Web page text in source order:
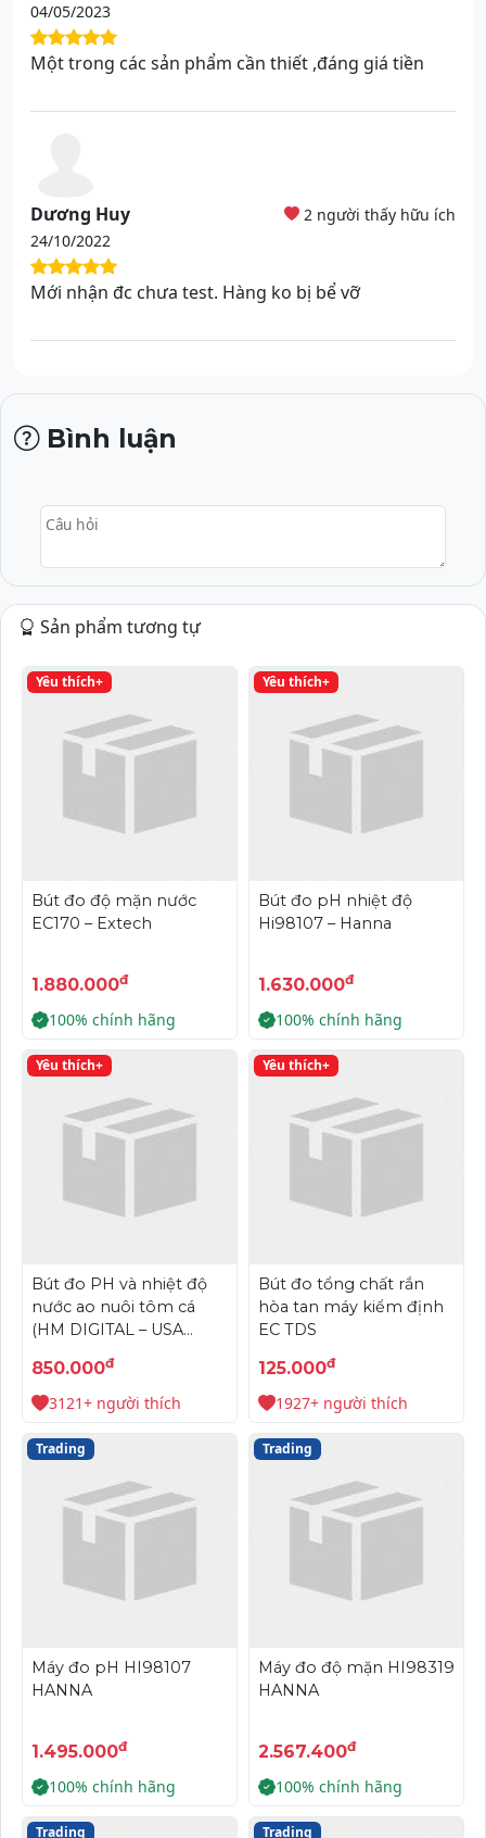
04/05/2023
Một trong các sản phẩm cần thiết ,đáng giá tiền
Dương Huy
24/10/2022
2 người thấy hữu ích
Mới nhận đc chưa test. Hàng ko bị bể vỡ
Bình luận
Câu hỏi
Sản phẩm tương tự
Yêu thích+
Bút đo độ mặn nước
EC170 – Extech
1.880.000đ
100% chính hãng
Yêu thích+
Bút đo pH nhiệt độ
Hi98107 – Hanna
1.630.000đ
100% chính hãng
Yêu thích+
Bút đo PH và nhiệt độ
nước ao nuôi tôm cá
(HM DIGITAL – USA
850.000đ
3121+ người thích
Yêu thích+
Bút đo tổng chất rắn
hòa tan máy kiểm định
EC TDS
125.000đ
1927+ người thích
Trading
Máy đo pH HI98107
HANNA
1.495.000đ
100% chính hãng
Trading
Máy đo độ mặn HI98319
HANNA
2.567.400đ
100% chính hãng
Trading Trading